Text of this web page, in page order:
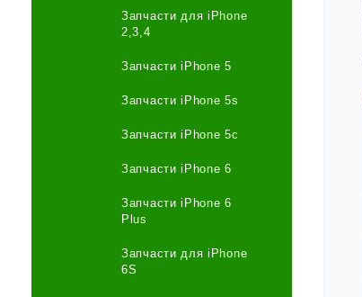
Запчасти для iPhone
2,3,4
Запчасти iPhone 5
Запчасти iPhone 5s
Запчасти iPhone 5c
Запчасти iPhone 6
Запчасти iPhone 6
Plus
Запчасти для iPhone
6S